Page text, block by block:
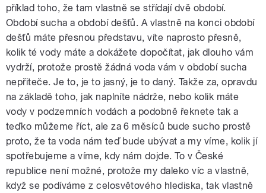
příklad toho, že tam vlastně se střídají dvě období.
Období sucha a období dešťů. A vlastně na konci období
dešťů máte přesnou představu, víte naprosto přesně,
kolik té vody máte a dokážete dopočítat, jak dlouho vám
vydrží, protože prostě žádná voda vám v období sucha
nepřiteče. Je to, je to jasný, je to daný. Takže za, opravdu
na základě toho, jak naplníte nádrže, nebo kolik máte
vody v podzemních vodách a podobně řeknete tak a
teďko můžeme říct, ale za 6 měsíců bude sucho prostě
proto, že ta voda nám teď bude ubývat a my víme, kolik jí
spotřebujeme a víme, kdy nám dojde. To v České
republice není možné, protože my daleko víc a vlastně,
když se podíváme z celosvětového hlediska, tak vlastně